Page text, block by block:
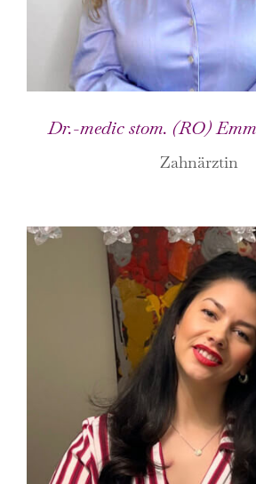
Dr.-medic stom. (RO)
Zahnärztin